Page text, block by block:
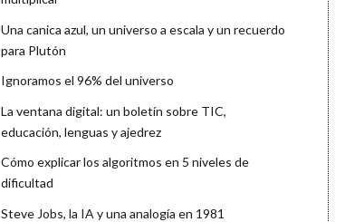
Una canica azul, un universo a escala y un recuerdo
para Plutón
Ignoramos el 96% del universo
La ventana digital: un boletín sobre TIC,
educación, lenguas y ajedrez
Cómo explicar los algoritmos en 5 niveles de
dificultad
Steve Jobs, la IA y una analogía en 1981